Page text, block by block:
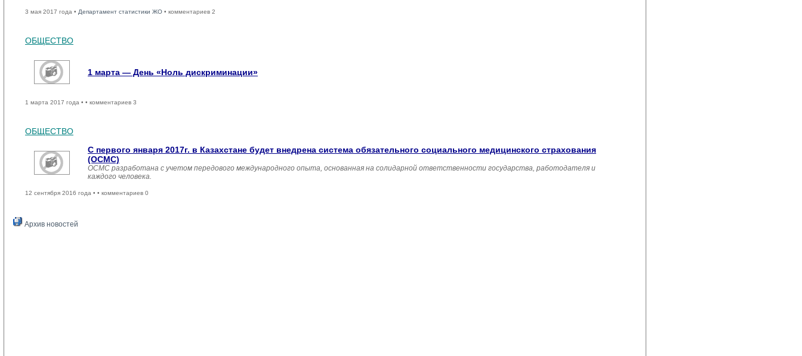
3 мая 2017 года • Департамент статистики ЖО • комментариев 2
ОБЩЕСТВО
1 марта — День «Ноль дискриминации»
1 марта 2017 года • • комментариев 3
ОБЩЕСТВО
С первого января 2017г. в Казахстане будет внедрена система обязательного социального медицинского страхования
(ОСМС)
ОСМС разработана с учетом передового международного опыта, основанная на солидарной ответственности государства, работодателя и
каждого человека.
12 сентября 2016 года • • комментариев 0
Архив новостей